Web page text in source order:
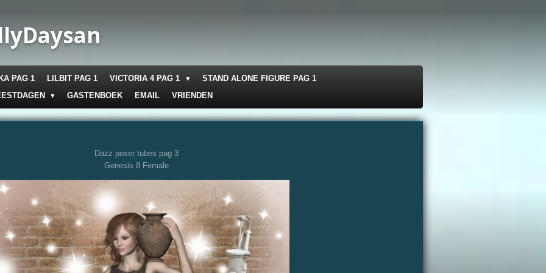
PAG 1 LILBIT PAG 1 VICTORIA 4 PAG 1
STAND ALONE FIGURE PAG 1
GASTENBOEK EMAIL VRIENDEN
Dazz poser tubes pag 3
Genesis 8 Female